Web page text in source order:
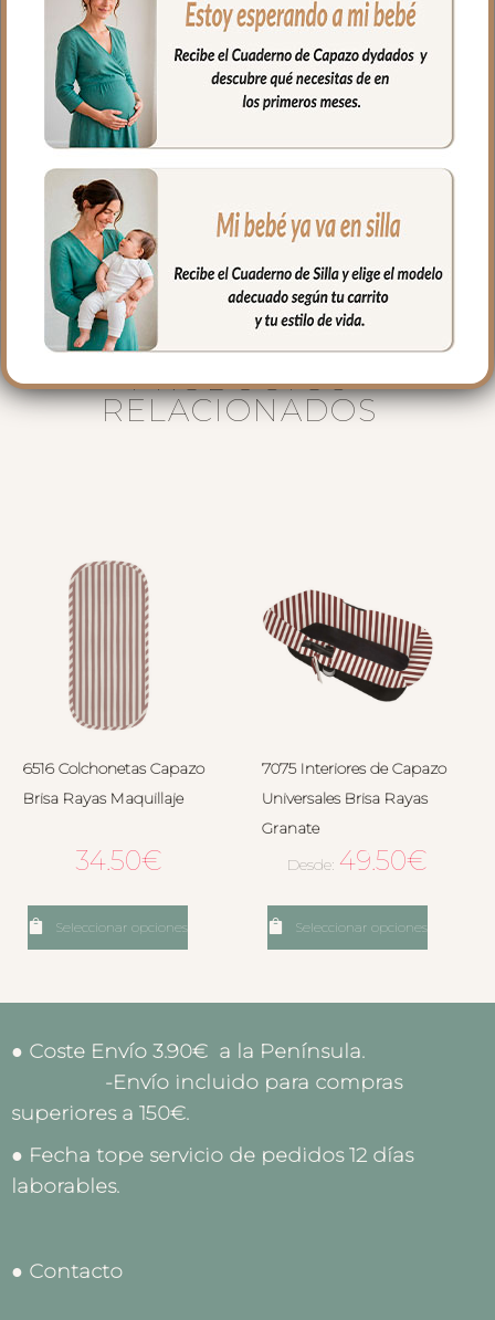
Medidas de 24 x 31 cm. Se venden en
pack de dos para tener siempre un
recambio a mano.
Fabricadas en España con materiales
certificados libres de sustancias nocivas.
Porque hasta los momentos más
cotidianos merecen ese toque de la
colección Brisa Rayas Verde.
PRODUCTOS
RELACIONADOS
6516 Colchonetas Capazo
Brisa Rayas Maquillaje
34.50€
Seleccionar opciones
7075 Interiores de Capazo
Universales Brisa Rayas
Granate
Desde: 49.50€
Seleccionar opciones
● Coste Envío 3.90€ a la Península.
-Envío incluido para compras
superiores a 150€.
● Fecha tope servicio de pedidos 12 días
laborables.
● Contacto